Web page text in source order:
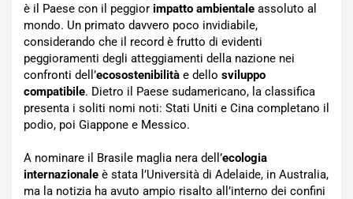
è il Paese con il peggior impatto ambientale assoluto al
mondo. Un primato davvero poco invidiabile,
considerando che il record è frutto di evidenti
peggioramenti degli atteggiamenti della nazione nei
confronti dell’ecosostenibilità e dello sviluppo
compatibile. Dietro il Paese sudamericano, la classifica
presenta i soliti nomi noti: Stati Uniti e Cina completano il
podio, poi Giappone e Messico.
A nominare il Brasile maglia nera dell’ecologia
internazionale è stata l’Università di Adelaide, in Australia,
ma la notizia ha avuto ampio risalto all’interno dei confini